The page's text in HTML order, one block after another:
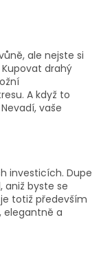
ale nejste si
drahý
A když to
vaše
investicích. Dupe
aniž byste se
totiž především
elegantně a